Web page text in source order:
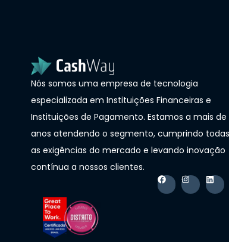
Nós somos uma empresa de tecnologia
especializada em Instituições Financeiras e
Instituições de Pagamento. Estamos a mais de
anos atendendo o segmento, cumprindo todas
as exigências do mercado e levando inovação
contínua a nossos clientes.